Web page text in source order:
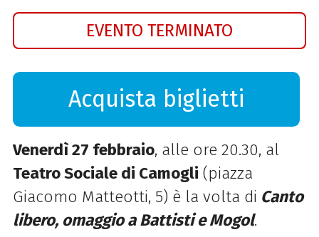
EVENTO TERMINATO
Acquista biglietti
Venerdì 27 febbraio, alle ore 20.30, al
Teatro Sociale di Camogli (piazza
Giacomo Matteotti, 5) è la volta di Canto
libero, omaggio a Battisti e Mogol.